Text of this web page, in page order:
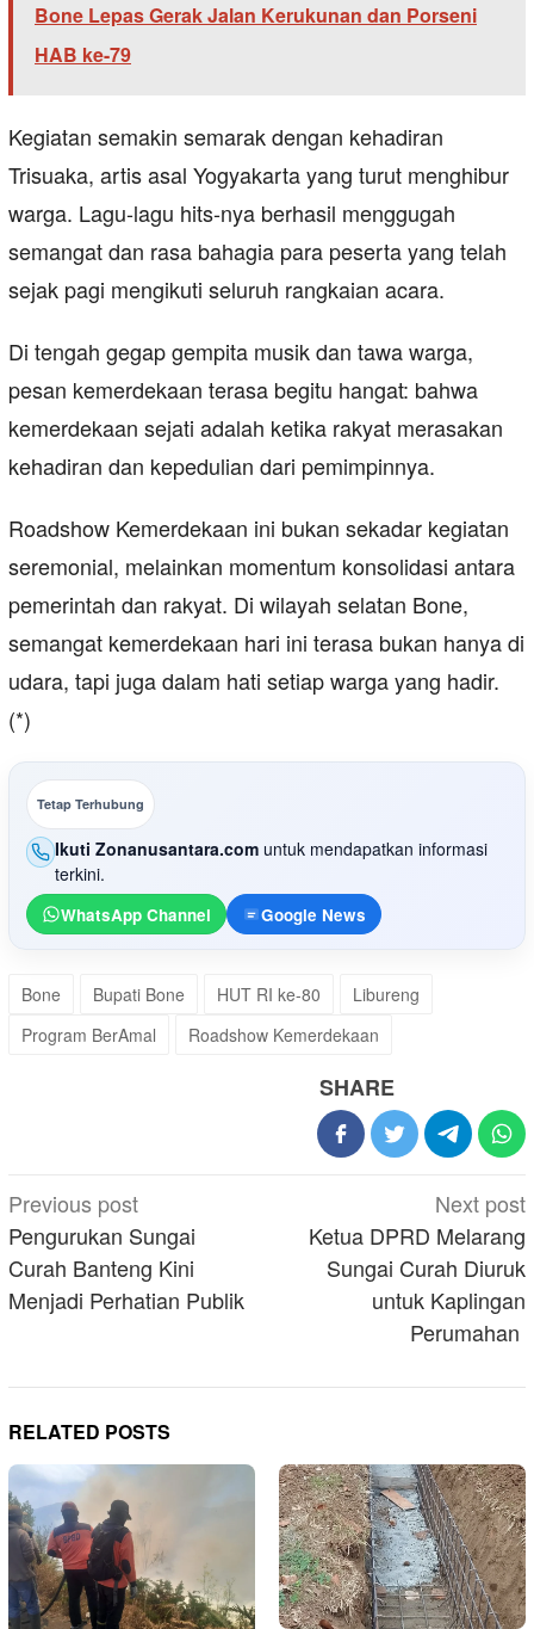
Bone Lepas Gerak Jalan Kerukunan dan Porseni
HAB ke-79
Kegiatan semakin semarak dengan kehadiran
Trisuaka, artis asal Yogyakarta yang turut menghibur
warga. Lagu-lagu hits-nya berhasil menggugah
semangat dan rasa bahagia para peserta yang telah
sejak pagi mengikuti seluruh rangkaian acara.
Di tengah gegap gempita musik dan tawa warga,
pesan kemerdekaan terasa begitu hangat: bahwa
kemerdekaan sejati adalah ketika rakyat merasakan
kehadiran dan kepedulian dari pemimpinnya.
Roadshow Kemerdekaan ini bukan sekadar kegiatan
seremonial, melainkan momentum konsolidasi antara
pemerintah dan rakyat. Di wilayah selatan Bone,
semangat kemerdekaan hari ini terasa bukan hanya di
udara, tapi juga dalam hati setiap warga yang hadir.
(*)
Tetap Terhubung
Ikuti Zonanusantara.com untuk mendapatkan informasi
terkini.
WhatsApp Channel Google News
Bone Bupati Bone HUT RI ke-80
Libureng
Program BerAmal
Roadshow Kemerdekaan
SHARE
Post
navigation
Previous post
Pengurukan Sungai
Curah Banteng Kini
Menjadi Perhatian Publik
Next post
Ketua DPRD Melarang
Sungai Curah Diuruk
untuk Kaplingan
Perumahan
RELATED POSTS